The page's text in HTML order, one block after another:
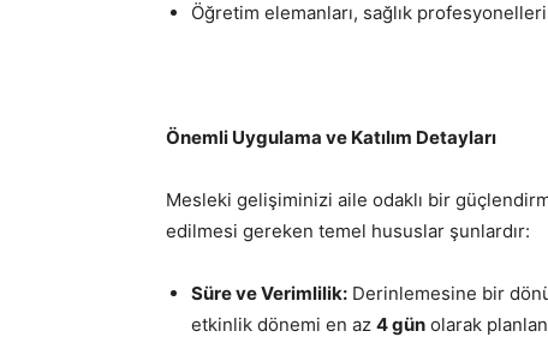
Öğretim elemanları, sağlık
Önemli Uygulama ve Katılım Detayları
Mesleki gelişiminizi aile odaklı bir
edilmesi gereken temel hususlar şunlardır:
Süre ve Verimlilik: Derinlemesine bir
etkinlik dönemi en az 4 gün olarak